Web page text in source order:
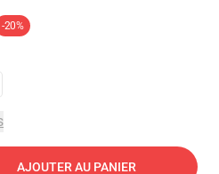
-20%
AJOUTER AU PANIER